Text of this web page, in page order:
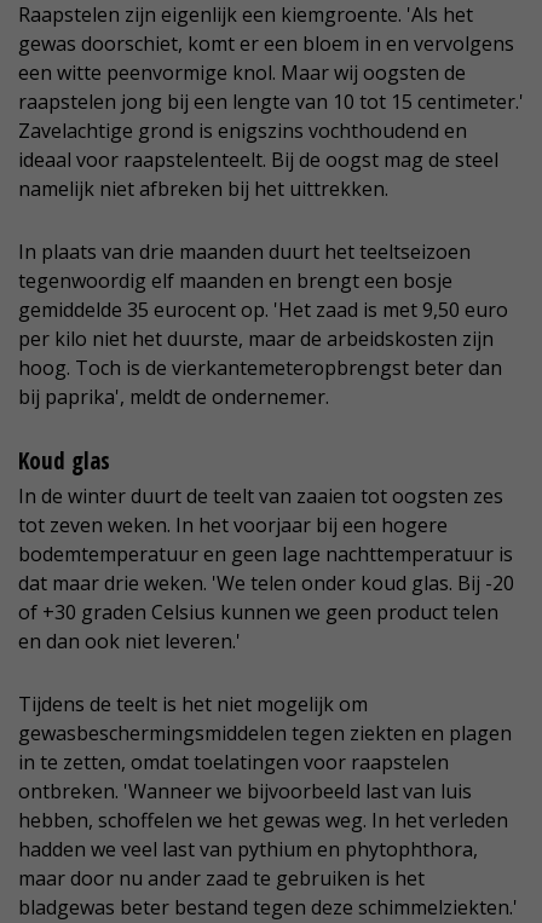
Raapstelen zijn eigenlijk een kiemgroente. 'Als het
gewas doorschiet, komt er een bloem in en vervolgens
een witte peenvormige knol. Maar wij oogsten de
raapstelen jong bij een lengte van 10 tot 15 centimeter.'
Zavelachtige grond is enigszins vochthoudend en
ideaal voor raapstelenteelt. Bij de oogst mag de steel
namelijk niet afbreken bij het uittrekken.
In plaats van drie maanden duurt het teeltseizoen
tegenwoordig elf maanden en brengt een bosje
gemiddelde 35 eurocent op. 'Het zaad is met 9,50 euro
per kilo niet het duurste, maar de arbeidskosten zijn
hoog. Toch is de vierkantemeteropbrengst beter dan
bij paprika', meldt de ondernemer.
Koud glas
In de winter duurt de teelt van zaaien tot oogsten zes
tot zeven weken. In het voorjaar bij een hogere
bodemtemperatuur en geen lage nachttemperatuur is
dat maar drie weken. 'We telen onder koud glas. Bij -20
of +30 graden Celsius kunnen we geen product telen
en dan ook niet leveren.'
Tijdens de teelt is het niet mogelijk om
gewasbeschermingsmiddelen tegen ziekten en plagen
in te zetten, omdat toelatingen voor raapstelen
ontbreken. 'Wanneer we bijvoorbeeld last van luis
hebben, schoffelen we het gewas weg. In het verleden
hadden we veel last van pythium en phytophthora,
maar door nu ander zaad te gebruiken is het
bladgewas beter bestand tegen deze schimmelziekten.'